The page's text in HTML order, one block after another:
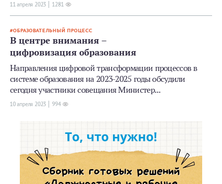
11 апреля 2023 1281
ОБРАЗОВАТЕЛЬНЫЙ ПРОЦЕСС
В центре внимания –
цифровизация образования
Направления цифровой трансформации процессов в
системе образования на 2023-2025 годы обсудили
сегодня участники совещания Министер...
10 апреля 2023 994